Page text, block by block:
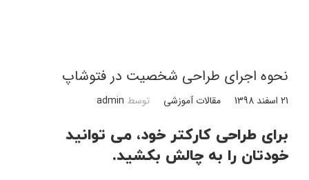
نحوه اجرای طراحی شخصیت در فتوشاپ
21 اسفند 1398 مقالات آموزشی توسط admin
برای طراحی کارکتر خود، می توانید
خودتان را به چالش بکشید.